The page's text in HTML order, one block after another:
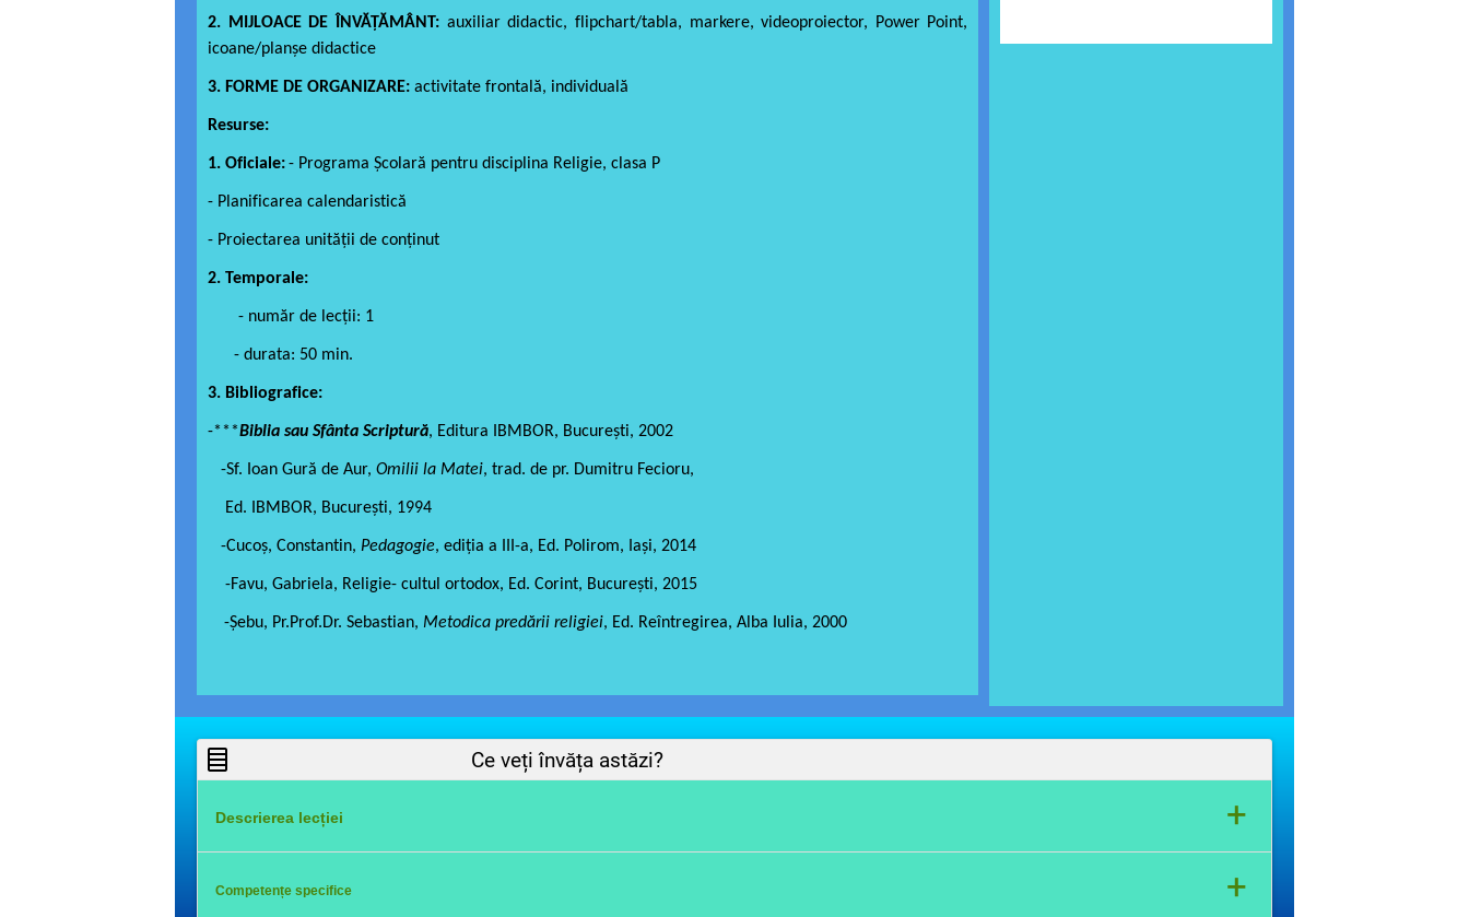
2. MIJLOACE DE ÎNVĂȚĂMÂNT:auxiliar didactic, flipchart/tabla, markere, videoproiector, Power Point,
icoane/planșe didactice
3. FORME DE ORGANIZARE: activitate frontală, individuală
Resurse:
1. Oficiale:- Programa Şcolară pentru disciplina Religie, clasa P
- Planificarea calendaristică
- Proiectarea unităţii de conținut
2. Temporale:
- număr de lecţii: 1
- durata: 50 min.
3. Bibliografice:
-***Biblia sau Sfânta Scriptură, Editura IBMBOR, Bucureşti, 2002
-Sf. Ioan Gură de Aur, Omilii la Matei, trad. de pr. Dumitru Fecioru,
Ed. IBMBOR, București, 1994
-Cucoş, Constantin, Pedagogie, ediția a III-a, Ed. Polirom, Iași, 2014
-Favu, Gabriela, Religie- cultul ortodox, Ed. Corint, București, 2015
-Şebu, Pr.Prof.Dr. Sebastian, Metodica predării religiei, Ed. Reîntregirea, Alba Iulia, 2000
Ce veți învăța astăzi?
Descrierea lecției +
Competențe specifice +